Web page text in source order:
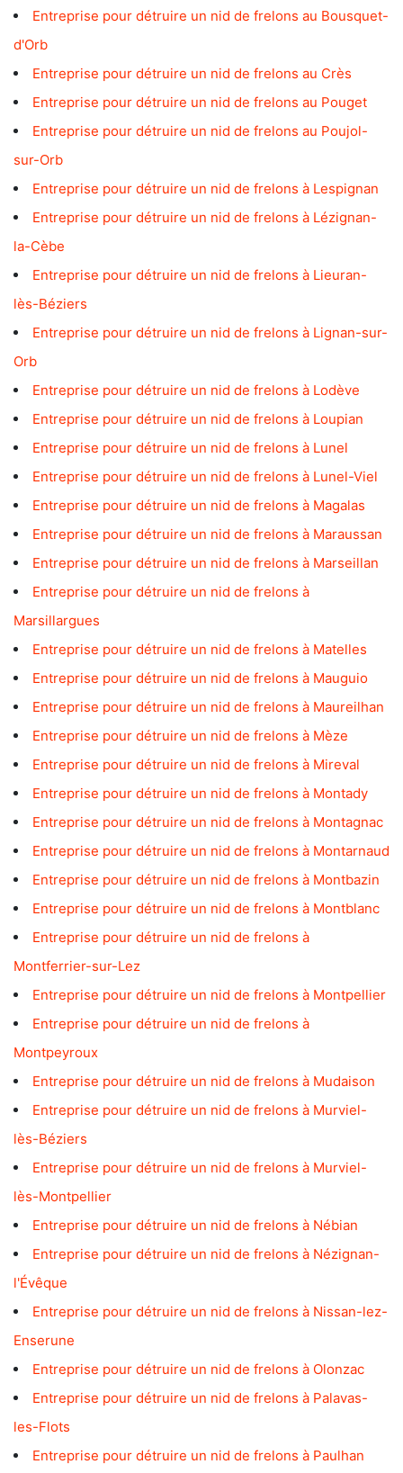
Entreprise pour détruire un nid de frelons au Bousquet-
d'Orb
Entreprise pour détruire un nid de frelons au Crès
Entreprise pour détruire un nid de frelons au Pouget
Entreprise pour détruire un nid de frelons au Poujol-
sur-Orb
Entreprise pour détruire un nid de frelons à Lespignan
Entreprise pour détruire un nid de frelons à Lézignan-
la-Cèbe
Entreprise pour détruire un nid de frelons à Lieuran-
lès-Béziers
Entreprise pour détruire un nid de frelons à Lignan-sur-
Orb
Entreprise pour détruire un nid de frelons à Lodève
Entreprise pour détruire un nid de frelons à Loupian
Entreprise pour détruire un nid de frelons à Lunel
Entreprise pour détruire un nid de frelons à Lunel-Viel
Entreprise pour détruire un nid de frelons à Magalas
Entreprise pour détruire un nid de frelons à Maraussan
Entreprise pour détruire un nid de frelons à Marseillan
Entreprise pour détruire un nid de frelons à
Marsillargues
Entreprise pour détruire un nid de frelons à Matelles
Entreprise pour détruire un nid de frelons à Mauguio
Entreprise pour détruire un nid de frelons à Maureilhan
Entreprise pour détruire un nid de frelons à Mèze
Entreprise pour détruire un nid de frelons à Mireval
Entreprise pour détruire un nid de frelons à Montady
Entreprise pour détruire un nid de frelons à Montagnac
Entreprise pour détruire un nid de frelons à Montarnaud
Entreprise pour détruire un nid de frelons à Montbazin
Entreprise pour détruire un nid de frelons à Montblanc
Entreprise pour détruire un nid de frelons à
Montferrier-sur-Lez
Entreprise pour détruire un nid de frelons à Montpellier
Entreprise pour détruire un nid de frelons à
Montpeyroux
Entreprise pour détruire un nid de frelons à Mudaison
Entreprise pour détruire un nid de frelons à Murviel-
lès-Béziers
Entreprise pour détruire un nid de frelons à Murviel-
lès-Montpellier
Entreprise pour détruire un nid de frelons à Nébian
Entreprise pour détruire un nid de frelons à Nézignan-
l'Évêque
Entreprise pour détruire un nid de frelons à Nissan-lez-
Enserune
Entreprise pour détruire un nid de frelons à Olonzac
Entreprise pour détruire un nid de frelons à Palavas-
les-Flots
Entreprise pour détruire un nid de frelons à Paulhan